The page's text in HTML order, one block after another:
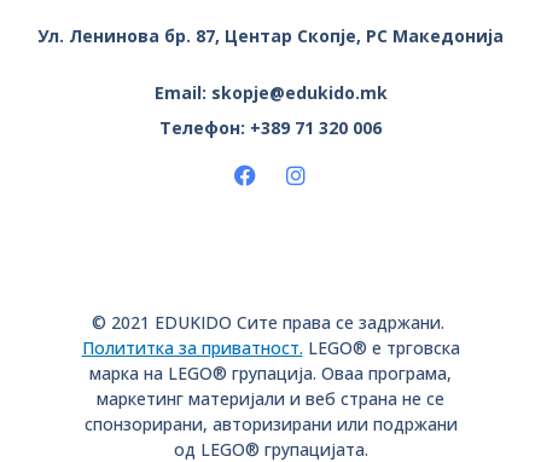
Ул. Ленинова бр. 87, Центар Скопје, РС Македонија
Email: skopje@edukido.mk
Телефон: +389 71 320 006
© 2021 EDUKIDO Сите права се задржани.
Полититка за приватност. LEGO® е трговска
марка на LEGO® групација. Оваа програма,
маркетинг материјали и веб страна не се
спонзорирани, aвторизирани или подржани
од LEGO® групацијата.